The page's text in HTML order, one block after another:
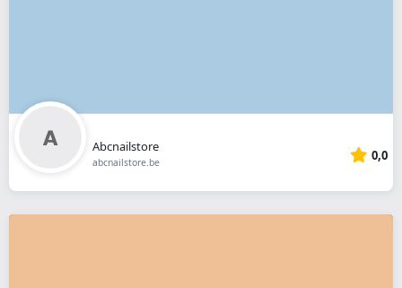
Abcnailstore
abcnailstore.be 0,0